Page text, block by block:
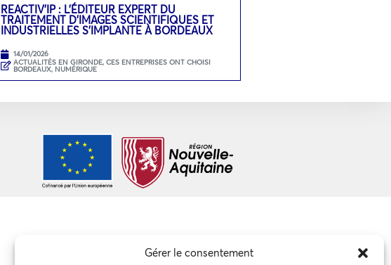
Gérer le consentement
REACTIV’IP : L’ÉDITEUR EXPERT DU
TRAITEMENT D’IMAGES SCIENTIFIQUES ET
INDUSTRIELLES S’IMPLANTE À BORDEAUX
14/01/2026
ACTUALITÉS EN GIRONDE, CES ENTREPRISES ONT CHOISI
BORDEAUX, NUMÉRIQUE